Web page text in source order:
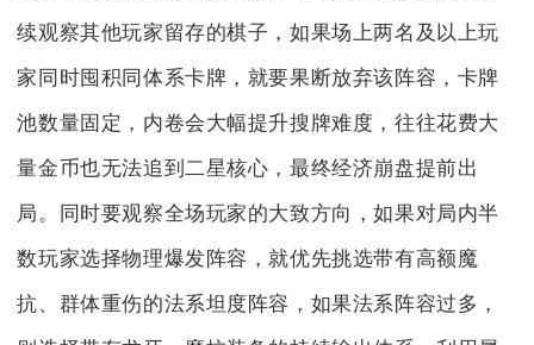
续观察其他玩家留存的棋子，如果场上两名及以上玩
家同时囤积同体系卡牌，就要果断放弃该阵容，卡牌
池数量固定，内卷会大幅提升搜牌难度，往往花费大
量金币也无法追到二星核心，最终经济崩盘提前出
局。同时要观察全场玩家的大致方向，如果对局内半
数玩家选择物理爆发阵容，就优先挑选带有高额魔
抗、群体重伤的法系坦度阵容，如果法系阵容过多，